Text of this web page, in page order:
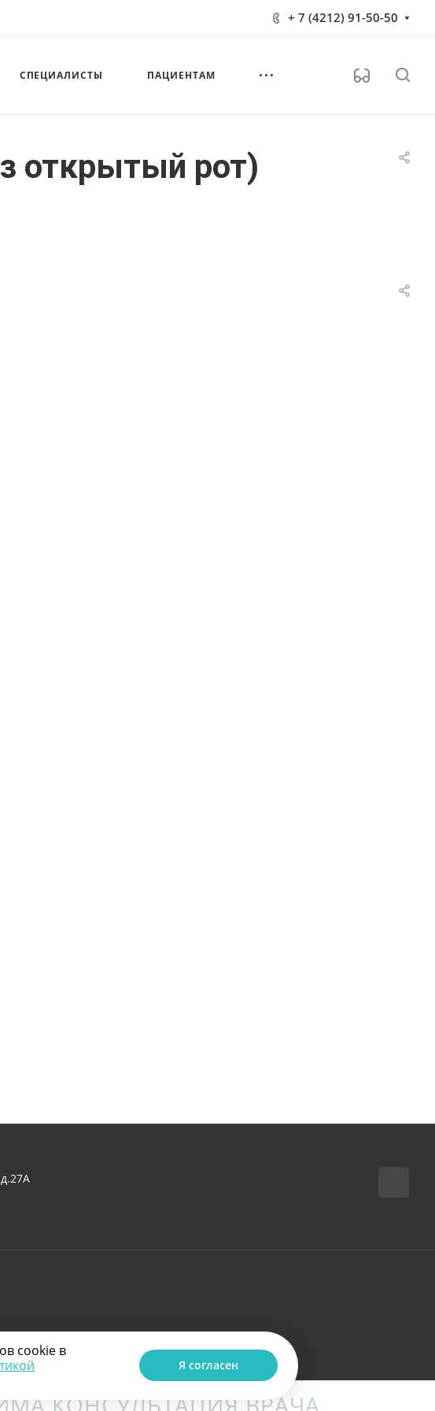
+ 7 (4212) 91-50-50
СПЕЦИАЛИСТЫ ПАЦИЕНТАМ
открытый рот)
КОНСУЛЬТАЦИЯ ВРАЧА
cookie в
Я согласен